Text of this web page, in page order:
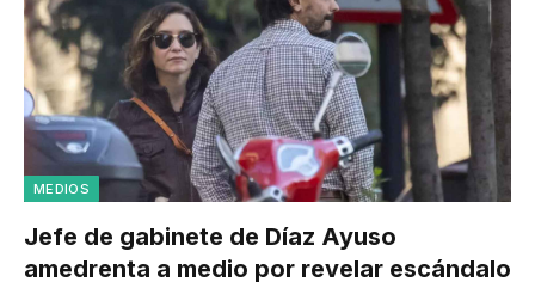
MEDIOS
Jefe de gabinete de Díaz Ayuso
amedrenta a medio por revelar escándalo